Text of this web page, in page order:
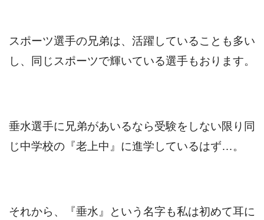
スポーツ選手の兄弟は、活躍していることも多い
し、同じスポーツで輝いている選手もおります。
垂水選手に兄弟があいるなら受験をしない限り同
じ中学校の『老上中』に進学しているはず…。
それから、『垂水』という名字も私は初めて耳に